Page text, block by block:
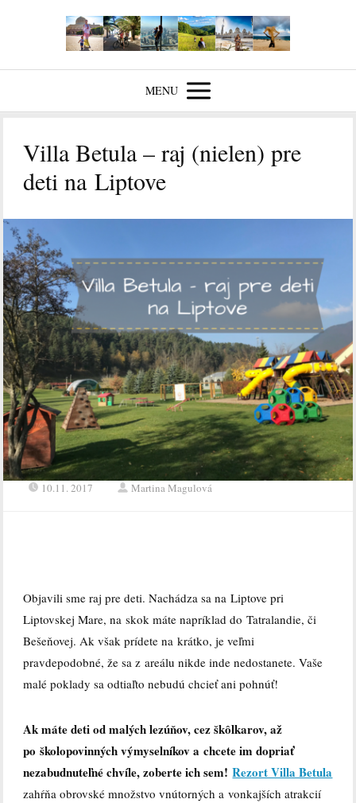
MENU
Villa Betula – raj (nielen) pre
deti na Liptove
10.11. 2017 Martina Magulová
Objavili sme raj pre deti. Nachádza sa na Liptove pri
Liptovskej Mare, na skok máte napríklad do Tatralandie, či
Bešeňovej. Ak však prídete na krátko, je veľmi
pravdepodobné, že sa z areálu nikde inde nedostanete. Vaše
malé poklady sa odtiaľto nebudú chcieť ani pohnúť!
Ak máte deti od malých lezúňov, cez škôlkarov, až
po školopovinných výmyselníkov a chcete im dopriať
nezabudnuteľné chvíle, zoberte ich sem! Rezort Villa Betula
zahŕňa obrovské množstvo vnútorných a vonkajších atrakcií